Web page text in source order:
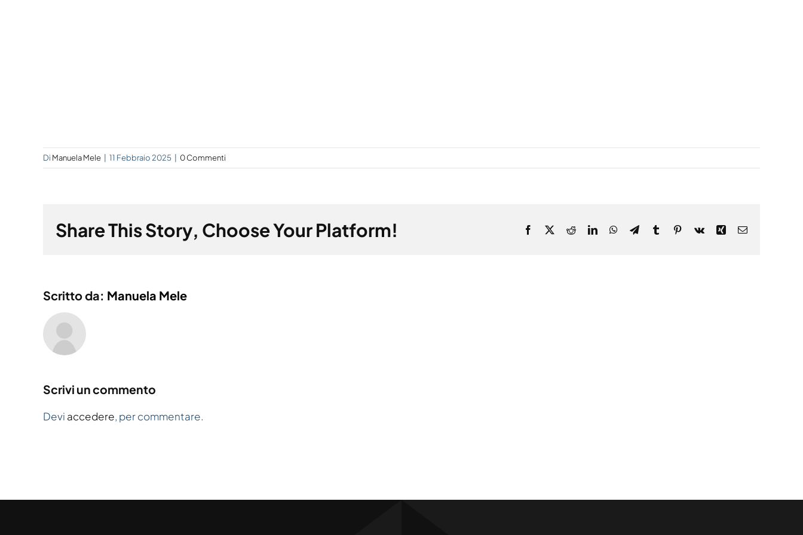
Di Manuela Mele 11 Febbraio 2025 0 Commenti
Share This Story, Choose Your Platform! Facebook
X RedditLinkedInWhatsApp
TelegramTumblrPinterest
Vk Xing Email
Scritto da: Manuela Mele
Scrivi un commento
Devi accedere, per commentare.